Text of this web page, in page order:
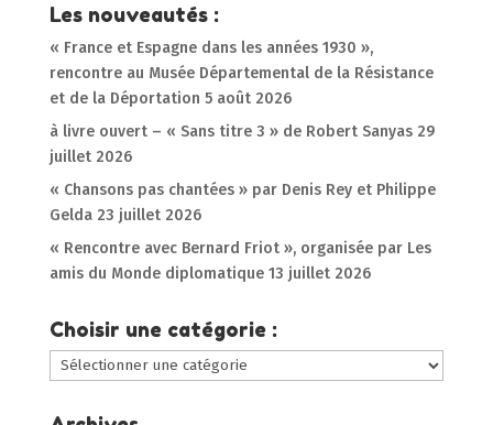
Les nouveautés :
« France et Espagne dans les années 1930 »,
rencontre au Musée Départemental de la Résistance
et de la Déportation 5 août 2026
à livre ouvert – « Sans titre 3 » de Robert Sanyas 29
juillet 2026
« Chansons pas chantées » par Denis Rey et Philippe
Gelda 23 juillet 2026
« Rencontre avec Bernard Friot », organisée par Les
amis du Monde diplomatique 13 juillet 2026
Choisir une catégorie :
Choisir
une
catégorie